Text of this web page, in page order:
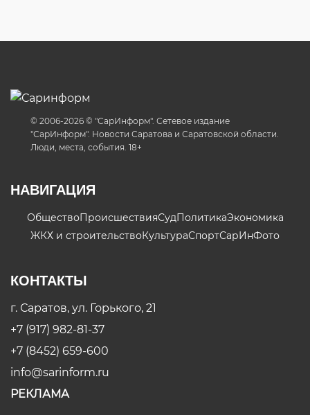
© 2006-2026 © "СарИнформ". Сетевое издание
"СарИнформ". Новости Саратова и Саратовской области.
Люди, места, события. 18+
НАВИГАЦИЯ
ОбществоПроисшествияСудПолитикаЭкономика
ЖКХ и строительствоКультураСпортСарИнФото
КОНТАКТЫ
г. Саратов, ул. Горького, 21
+7 (917) 982-81-37
+7 (8452) 659-600
info@sarinform.ru
РЕКЛАМА